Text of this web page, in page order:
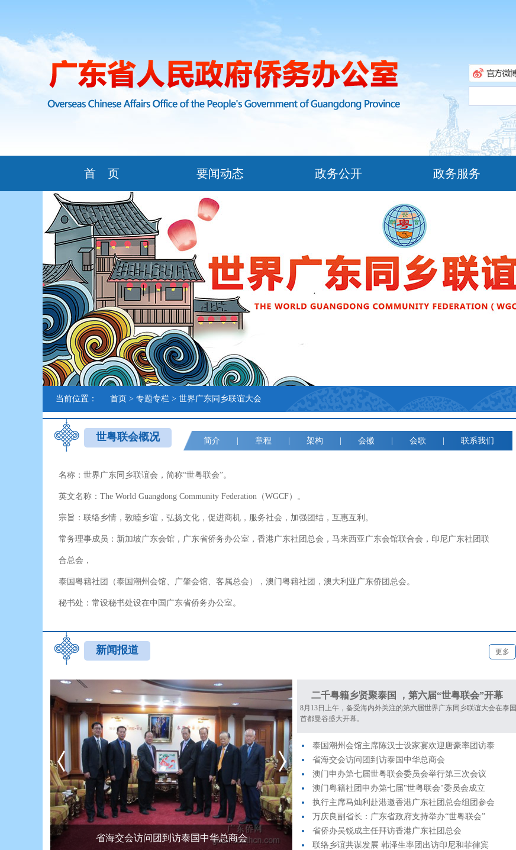
首 页 要闻动态 政务公开 政务服务
当前位置： 首页 > 专题专栏 > 世界广东同乡联谊大会
世粤联会概况 简介 章程 架构 会徽 会歌 联系我们
名称：世界广东同乡联谊会，简称“世粤联会”。
英文名称：The World Guangdong Community Federation（WGCF）。
宗旨：联络乡情，敦睦乡谊，弘扬文化，促进商机，服务社会，加强团结，互惠互利。
常务理事成员：新加坡广东会馆，广东省侨务办公室，香港广东社团总会，马来西亚广东会馆联合会，印尼广东社团联
合总会，
泰国粤籍社团（泰国潮州会馆、广肇会馆、客属总会），澳门粤籍社团，澳大利亚广东侨团总会。
秘书处：常设秘书处设在中国广东省侨务办公室。
新闻报道 更多
二千粤籍乡贤聚泰国 ，第六届“世粤联会”开幕
二千粤籍乡贤聚泰国 ，第六届“世粤联会”开幕
8月13日上午，备受海内外关注的第六届世界广东同乡联谊大会在泰国
首都曼谷盛大开幕。
泰国潮州会馆主席陈汉士设家宴欢迎唐豪率团访泰
省海交会访问团到访泰国中华总商会
澳门申办第七届世粤联会委员会举行第三次会议
澳门粤籍社团申办第七届"世粤联会"委员会成立
执行主席马灿利赴港邀香港广东社团总会组团参会
万庆良副省长：广东省政府支持举办“世粤联会”
省侨办吴锐成主任拜访香港广东社团总会
联络乡谊共谋发展 韩泽生率团出访印尼和菲律宾